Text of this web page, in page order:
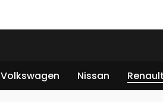
Volkswagen Nissan Renault